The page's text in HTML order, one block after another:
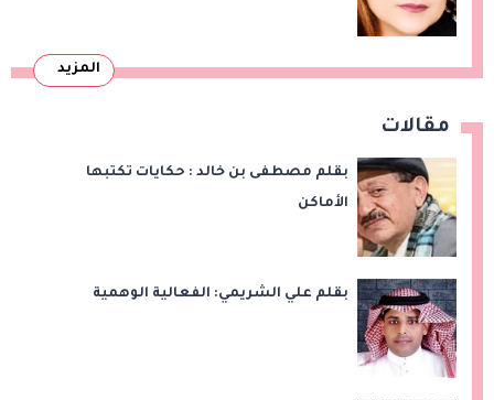
المزيد
مقالات
بقلم مصطفى بن خالد : حكايات تكتبها
الأماكن
بقلم علي الشريمي: الفعالية الوهمية